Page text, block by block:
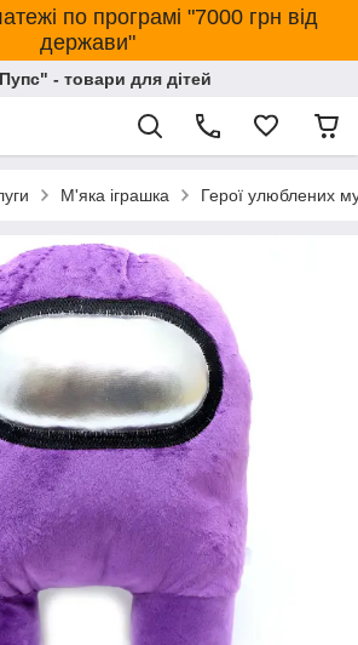
по програмі "7000 грн від
держави"
- товари для дітей
М'яка іграшка Герої улюблених